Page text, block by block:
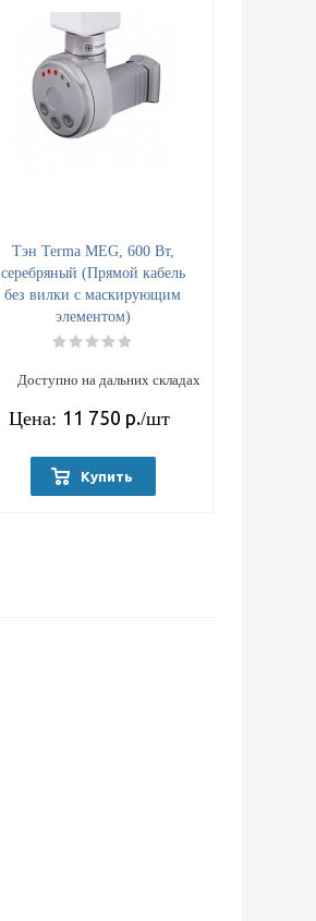
Тэн Terma MEG, 600 Вт,
серебряный (Прямой кабель
без вилки с маскирующим
элементом)
Доступно на дальних складах
Цена: 11 750 р./шт
Купить